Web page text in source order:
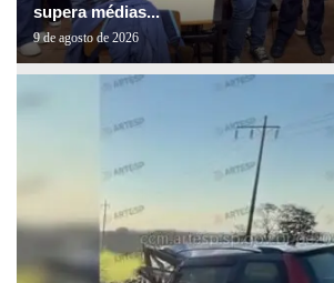
supera médias...
9 de agosto de 2026